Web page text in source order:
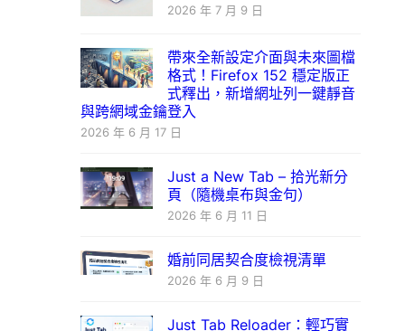
2026 年 7 月 9 日
帶來全新設定介面與未來圖檔
格式！Firefox 152 穩定版正
式釋出，新增網址列一鍵靜音
與跨網域金鑰登入
2026 年 6 月 17 日
Just a New Tab – 拾光新分
頁（隨機桌布與金句）
2026 年 6 月 11 日
婚前同居契合度檢視清單
2026 年 6 月 9 日
Just Tab Reloader：輕巧實